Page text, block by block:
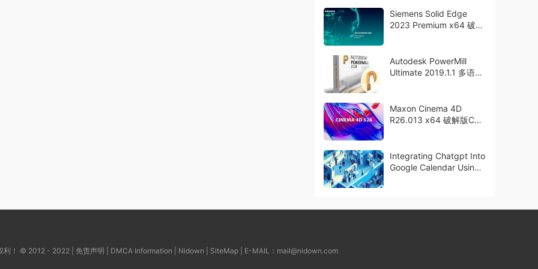
Siemens Solid Edge
2023 Premium x64 破解
Autodesk PowerMill
Ultimate 2019.1.1 多语言
Maxon Cinema 4D
R26.013 x64 破解版C4D
Integrating Chatgpt Into
Google Calendar Using
利！ © 2012 - 2022 | 免责声明 DMCA Information Nidown SiteMap| E-MAIL： mail@nidown.com